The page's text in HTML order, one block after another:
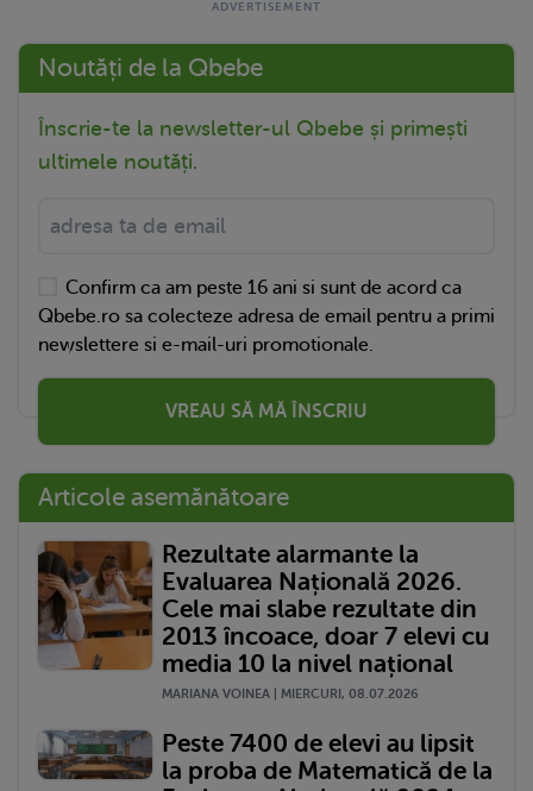
Noutăți de la Qbebe
Înscrie-te la newsletter-ul Qbebe și primești
ultimele noutăți.
Confirm ca am peste 16 ani si sunt de acord ca
Qbebe.ro sa colecteze adresa de email pentru a primi
newslettere si e-mail-uri promotionale.
VREAU SĂ MĂ ÎNSCRIU
Articole asemănătoare
Rezultate alarmante la
Evaluarea Națională 2026.
Cele mai slabe rezultate din
2013 încoace, doar 7 elevi cu
media 10 la nivel național
MARIANA VOINEA | MIERCURI, 08.07.2026
Peste 7400 de elevi au lipsit
la proba de Matematică de la